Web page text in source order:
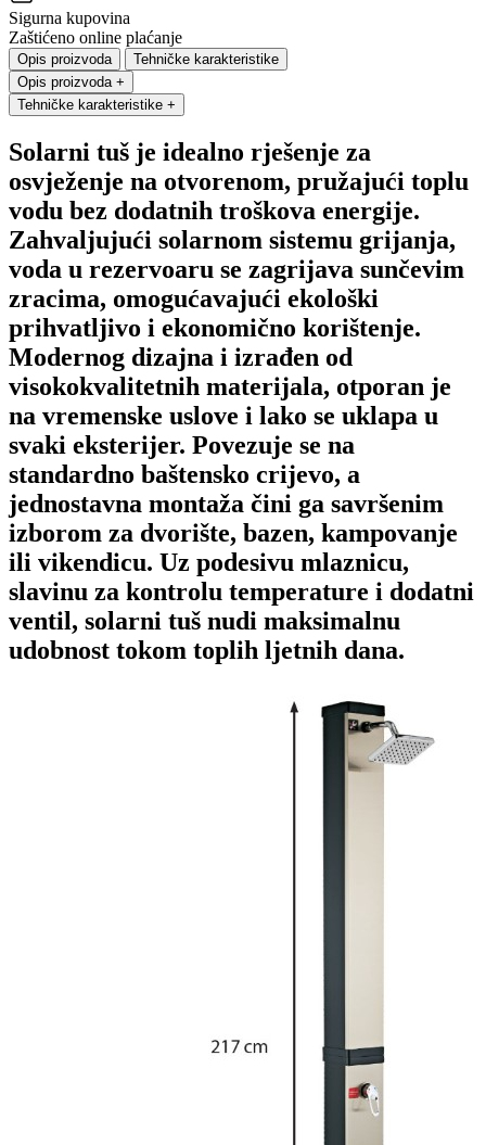
Sigurna kupovina
Zaštićeno online plaćanje
Opis proizvoda
Tehničke karakteristike
Opis proizvoda +
Tehničke karakteristike +
Solarni tuš je idealno rješenje za
osvježenje na otvorenom, pružajući toplu
vodu bez dodatnih troškova energije.
Zahvaljujući solarnom sistemu grijanja,
voda u rezervoaru se zagrijava sunčevim
zracima, omogućavajući ekološki
prihvatljivo i ekonomično korištenje.
Modernog dizajna i izrađen od
visokokvalitetnih materijala, otporan je
na vremenske uslove i lako se uklapa u
svaki eksterijer. Povezuje se na
standardno baštensko crijevo, a
jednostavna montaža čini ga savršenim
izborom za dvorište, bazen, kampovanje
ili vikendicu. Uz podesivu mlaznicu,
slavinu za kontrolu temperature i dodatni
ventil, solarni tuš nudi maksimalnu
udobnost tokom toplih ljetnih dana.